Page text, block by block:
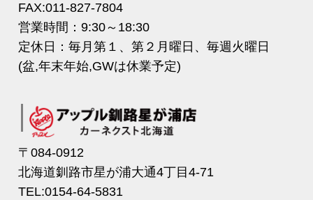
FAX:011-827-7804
営業時間：9:30～18:30
定休日：毎月第１、第２月曜日、毎週火曜日
(盆,年末年始,GWは休業予定)
〒084-0912
北海道釧路市星が浦大通4丁目4-71
TEL:0154-64-5831